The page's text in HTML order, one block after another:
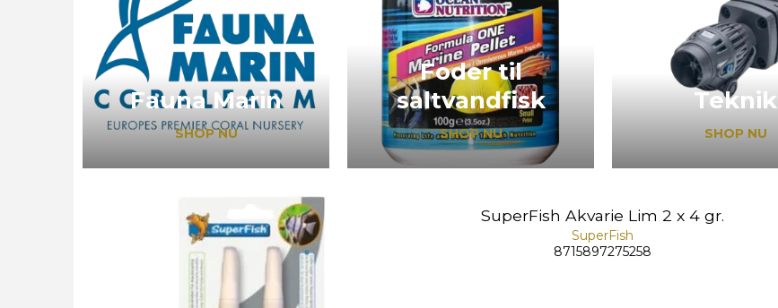
Fauna Marin
SHOP NU
Foder til
saltvandfisk
SHOP NU
Teknik
SHOP NU
SuperFish Akvarie Lim 2 x 4 gr.
SuperFish
8715897275258